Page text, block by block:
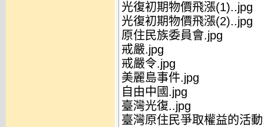
光復初期物價飛漲(1)..jpg
光復初期物價飛漲(2)..jpg
原住民族委員會.jpg
戒嚴.jpg
戒嚴令.jpg
美麗島事件.jpg
自由中國.jpg
臺灣光復..jpg
臺灣原住民爭取權益的活